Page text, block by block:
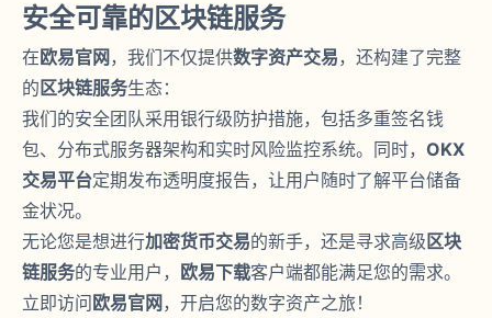
安全可靠的区块链服务
在欧易官网，我们不仅提供数字资产交易，还构建了完整
的区块链服务生态：
我们的安全团队采用银行级防护措施，包括多重签名钱
包、分布式服务器架构和实时风险监控系统。同时， OKX
交易平台定期发布透明度报告，让用户随时了解平台储备
金状况。
无论您是想进行加密货币交易的新手，还是寻求高级区块
链服务的专业用户， 欧易下载客户端都能满足您的需求。
立即访问欧易官网，开启您的数字资产之旅！